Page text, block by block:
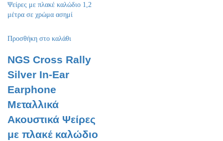
Προσθήκη στο καλάθι
NGS Cross Rally
Silver In-Ear
Earphone
Μεταλλικά
Ακουστικά Ψείρες
με πλακέ καλώδιο